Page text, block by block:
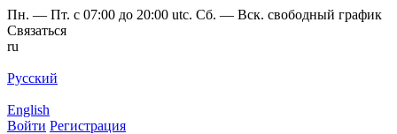
Пн. — Пт. с 07:00 до 20:00 utc. Сб. — Вск. свободный график
Связаться
ru
Русский
English
Войти Регистрация